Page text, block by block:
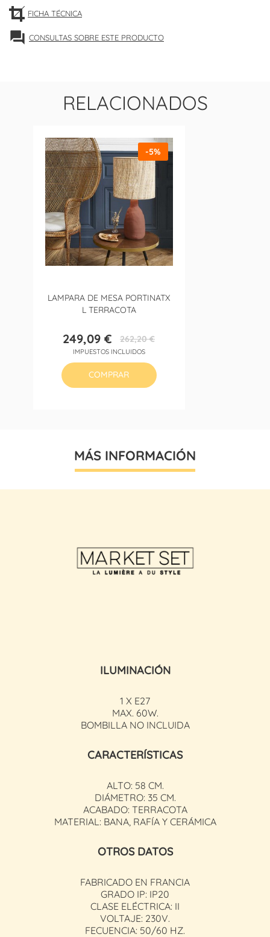
FICHA TÉCNICA
forum CONSULTAS SOBRE ESTE PRODUCTO
RELACIONADOS
LAMPARA DE MESA PORTINATX
L TERRACOTA
Precio
249,09 €Precio
base
262,20 €
IMPUESTOS INCLUIDOS
-5%
COMPRAR
MÁS INFORMACIÓN
ILUMINACIÓN
1 X E27
MAX. 60W.
BOMBILLA NO INCLUIDA
CARACTERÍSTICAS
ALTO: 58 CM.
DIÁMETRO: 35 CM.
ACABADO: TERRACOTA
MATERIAL: BANA, RAFÍA Y CERÁMICA
OTROS DATOS
FABRICADO EN FRANCIA
GRADO IP: IP20
CLASE ELÉCTRICA: II
VOLTAJE: 230V.
FECUENCIA: 50/60 HZ.